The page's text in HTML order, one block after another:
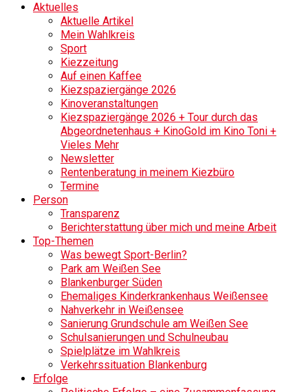
Aktuelles
Aktuelle Artikel
Mein Wahlkreis
Sport
Kiezzeitung
Auf einen Kaffee
Kiezspaziergänge 2026
Kinoveranstaltungen
Kiezspaziergänge 2026 + Tour durch das
Abgeordnetenhaus + KinoGold im Kino Toni +
Vieles Mehr
Newsletter
Rentenberatung in meinem Kiezbüro
Termine
Person
Transparenz
Berichterstattung über mich und meine Arbeit
Top-Themen
Was bewegt Sport-Berlin?
Park am Weißen See
Blankenburger Süden
Ehemaliges Kinderkrankenhaus Weißensee
Nahverkehr in Weißensee
Sanierung Grundschule am Weißen See
Schulsanierungen und Schulneubau
Spielplätze im Wahlkreis
Verkehrssituation Blankenburg
Erfolge